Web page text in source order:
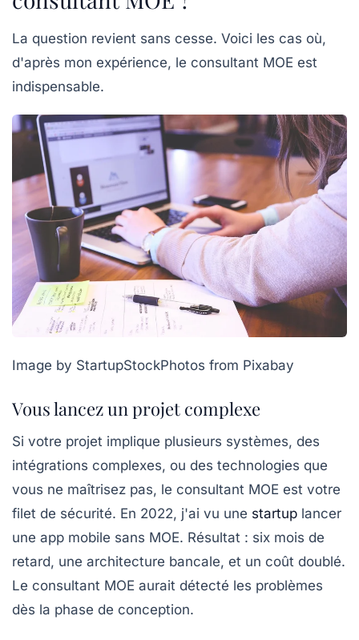
La question revient sans cesse. Voici les cas où,
d'après mon expérience, le consultant MOE est
indispensable.
Image by StartupStockPhotos from Pixabay
Vous lancez un projet complexe
Si votre projet implique plusieurs systèmes, des
intégrations complexes, ou des technologies que
vous ne maîtrisez pas, le consultant MOE est votre
filet de sécurité. En 2022, j'ai vu une startup lancer
une app mobile sans MOE. Résultat : six mois de
retard, une architecture bancale, et un coût doublé.
Le consultant MOE aurait détecté les problèmes
dès la phase de conception.